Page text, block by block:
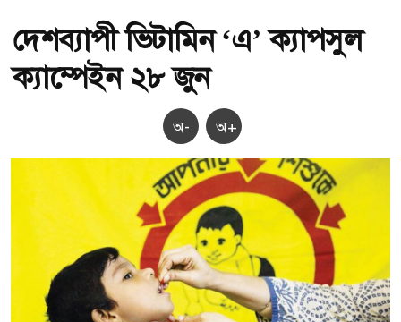
দেশব্যাপী ভিটামিন ‘এ’ ক্যাপসুল
ক্যাম্পেইন ২৮ জুন
অ- অ+